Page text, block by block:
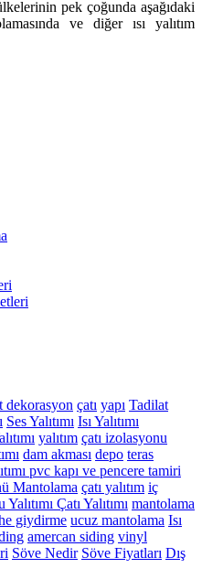
pek çoğunda aşağıdaki
ve diğer ısı yalıtım
dekorasyon çatı yapı Tadilat
Ses Yalıtımı Isı Yalıtımı
yalıtım çatı izolasyonu
dam akması depo teras
pvc kapı ve pencere tamiri
Mantolama çatı yalıtım iç
Yalıtımı Çatı Yalıtımı mantolama
giydirme ucuz mantolama Isı
amercan siding vinyl
Söve Nedir Söve Fiyatları Dış